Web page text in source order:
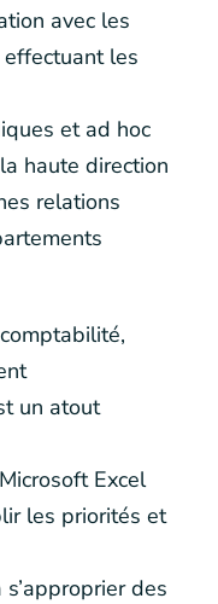
avec les
les
et ad hoc
haute direction
relations
un atout
Excel
les priorités et
des